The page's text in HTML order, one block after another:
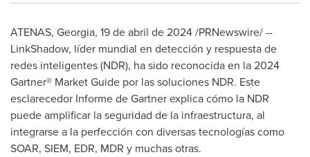
ATENAS, Georgia, 19 de abril de 2024/PRNewswire/ --
LinkShadow, líder mundial en detección y respuesta de
redes inteligentes (NDR), ha sido reconocida en la 2024
Gartner® Market Guide por las soluciones NDR. Este
esclarecedor Informe de Gartner explica cómo la NDR
puede amplificar la seguridad de la infraestructura, al
integrarse a la perfección con diversas tecnologías como
SOAR, SIEM, EDR, MDR y muchas otras.